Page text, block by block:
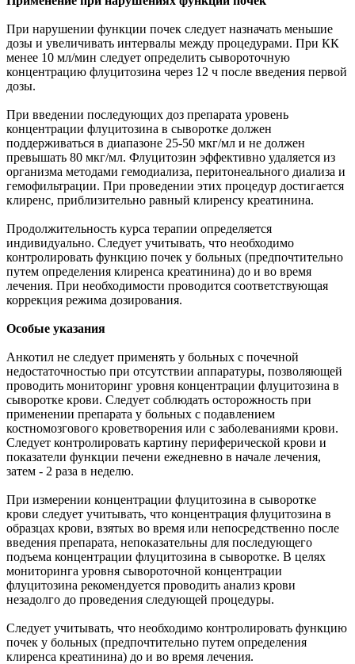
При нарушении функции почек следует назначать меньшие
дозы и увеличивать интервалы между процедурами. При КК
менее 10 мл/мин следует определить сывороточную
концентрацию флуцитозина через 12 ч после введения первой
дозы.
При введении последующих доз препарата уровень
концентрации флуцитозина в сыворотке должен
поддерживаться в диапазоне 25-50 мкг/мл и не должен
превышать 80 мкг/мл. Флуцитозин эффективно удаляется из
организма методами гемодиализа, перитонеального диализа и
гемофильтрации. При проведении этих процедур достигается
клиренс, приблизительно равный клиренсу креатинина.
Продолжительность курса терапии определяется
индивидуально. Следует учитывать, что необходимо
контролировать функцию почек у больных (предпочтительно
путем определения клиренса креатинина) до и во время
лечения. При необходимости проводится соответствующая
коррекция режима дозирования.
Особые указания
Анкотил не следует применять у больных с почечной
недостаточностью при отсутствии аппаратуры, позволяющей
проводить мониторинг уровня концентрации флуцитозина в
сыворотке крови. Следует соблюдать осторожность при
применении препарата у больных с подавлением
костномозгового кроветворения или с заболеваниями крови.
Следует контролировать картину периферической крови и
показатели функции печени ежедневно в начале лечения,
затем - 2 раза в неделю.
При измерении концентрации флуцитозина в сыворотке
крови следует учитывать, что концентрация флуцитозина в
образцах крови, взятых во время или непосредственно после
введения препарата, непоказательны для последующего
подъема концентрации флуцитозина в сыворотке. В целях
мониторинга уровня сывороточной концентрации
флуцитозина рекомендуется проводить анализ крови
незадолго до проведения следующей процедуры.
Следует учитывать, что необходимо контролировать функцию
почек у больных (предпочтительно путем определения
клиренса креатинина) до и во время лечения.